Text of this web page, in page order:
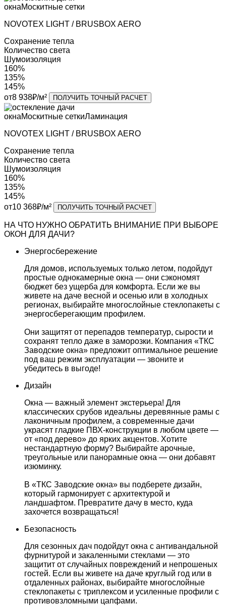
окнаМоскитные сетки
NOVOTEX LIGHT / BRUSBOX AERO
Cохранение тепла
Количество света
Шумоизоляция
160%
135%
145%
от8 938₽/м² ПОЛУЧИТЬ ТОЧНЫЙ РАСЧЕТ
окнаМоскитные сеткиЛаминация
NOVOTEX LIGHT / BRUSBOX AERO
Cохранение тепла
Количество света
Шумоизоляция
160%
135%
145%
от10 368₽/м² ПОЛУЧИТЬ ТОЧНЫЙ РАСЧЕТ
НА ЧТО НУЖНО ОБРАТИТЬ ВНИМАНИЕ ПРИ ВЫБОРЕ
ОКОН ДЛЯ ДАЧИ?
Энергосбережение
Для домов, используемых только летом, подойдут
простые однокамерные окна — они сэкономят
бюджет без ущерба для комфорта. Если же вы
живете на даче весной и осенью или в холодных
регионах, выбирайте многослойные стеклопакеты с
энергосберегающим профилем.
Они защитят от перепадов температур, сырости и
сохранят тепло даже в заморозки. Компания «ТКС
Заводские окна» предложит оптимальное решение
под ваш режим эксплуатации — звоните и
убедитесь в выгоде!
Дизайн
Окна — важный элемент экстерьера! Для
классических срубов идеальны деревянные рамы с
лаконичным профилем, а современные дачи
украсят гладкие ПВХ-конструкции в любом цвете —
от «под дерево» до ярких акцентов. Хотите
нестандартную форму? Выбирайте арочные,
треугольные или панорамные окна — они добавят
изюминку.
В «ТКС Заводские окна» вы подберете дизайн,
который гармонирует с архитектурой и
ландшафтом. Превратите дачу в место, куда
захочется возвращаться!
Безопасность
Для сезонных дач подойдут окна с антивандальной
фурнитурой и закаленными стеклами — это
защитит от случайных повреждений и непрошеных
гостей. Если вы живете на даче круглый год или в
отдаленных районах, выбирайте многослойные
стеклопакеты с триплексом и усиленные профили с
противовзломными цапфами.